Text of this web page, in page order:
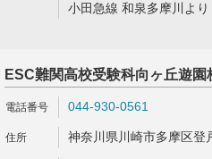
小田急線 和泉多摩川よ
ESC難関高校受験科向ヶ丘遊園
044-930-0561
神奈川県川崎市多摩区登